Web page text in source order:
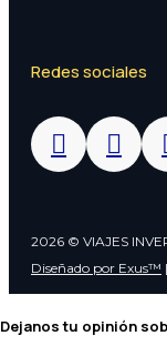
Redes sociales
2026 © VIAJES
Diseñado por Exus™ |